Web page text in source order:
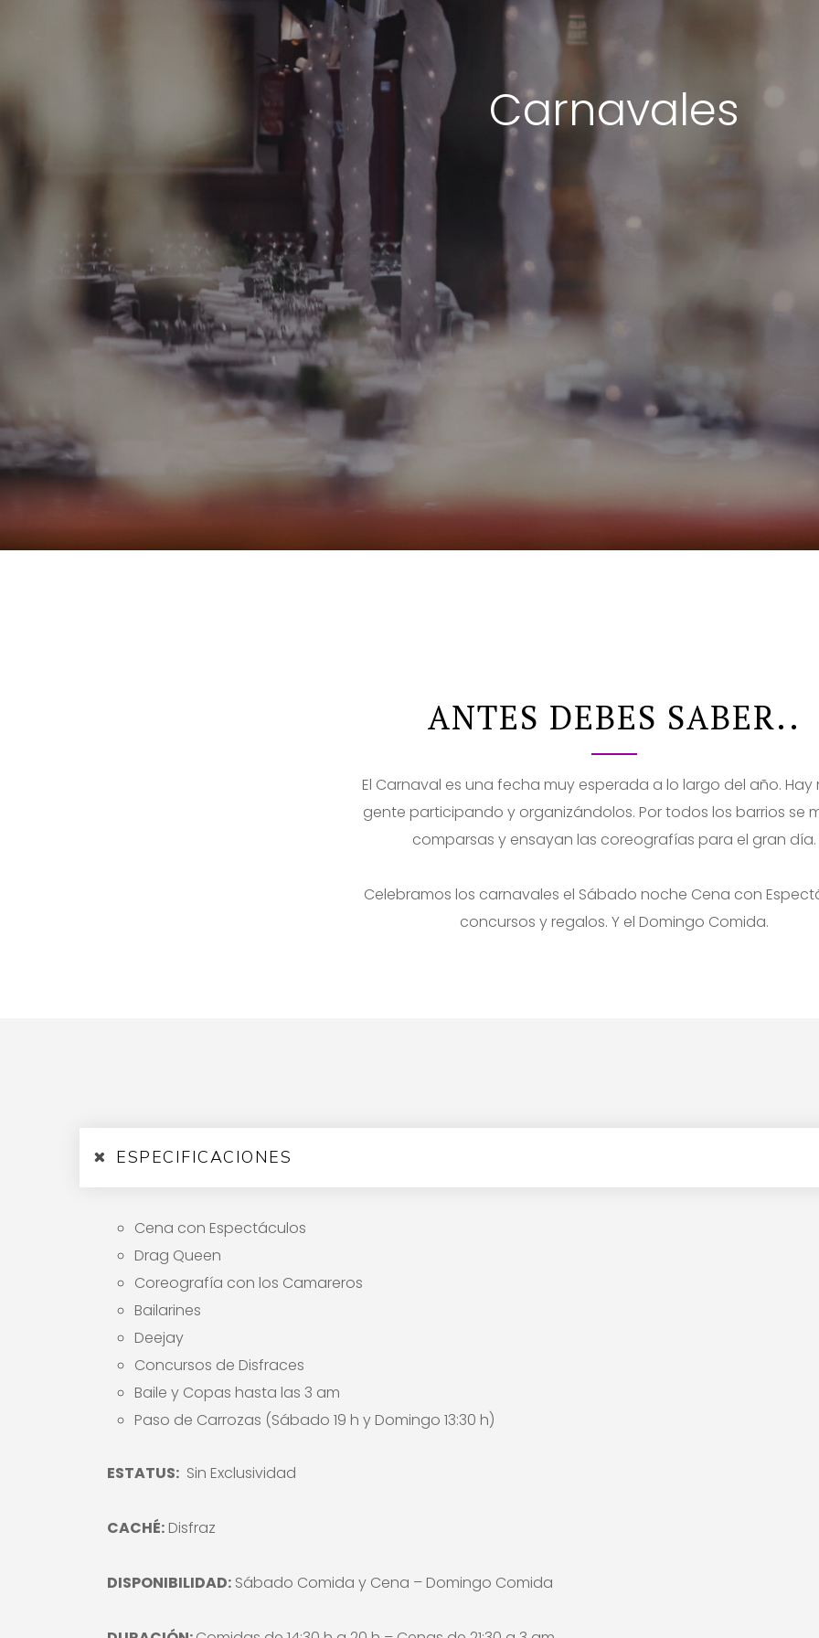
Carnavales
ANTES DEBES SABER..
El Carnaval es una fecha muy esperada a lo largo del año. Hay
gente participando y organizándolos. Por todos los barrios se
comparsas y ensayan las coreografías para el gran día.
Celebramos los carnavales el Sábado noche Cena con
concursos y regalos. Y el Domingo Comida.
ESPECIFICACIONES
Cena con Espectáculos
Drag Queen
Coreografía con los Camareros
Bailarines
Deejay
Concursos de Disfraces
Baile y Copas hasta las 3 am
Paso de Carrozas (Sábado 19 h y Domingo 13:30 h)
ESTATUS: Sin Exclusividad
CACHÉ: Disfraz
DISPONIBILIDAD: Sábado Comida y Cena – Domingo Comida